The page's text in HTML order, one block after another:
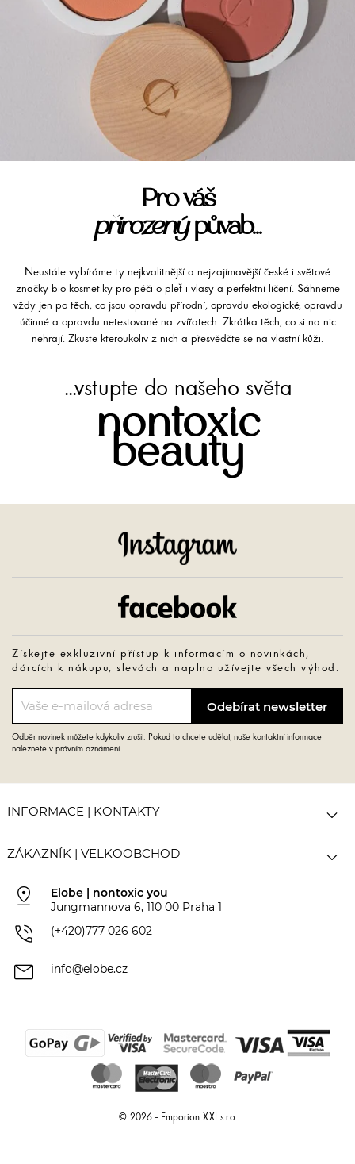
Pro váš
přirozenýpůvab...
Neustále vybíráme ty nejkvalitnější a nejzajímavější české i světové
značky bio kosmetiky pro péči o pleť i vlasy a perfektní líčení. Sáhneme
vždy jen po těch, co jsou opravdu přírodní, opravdu ekologické, opravdu
účinné a opravdu netestované na zvířatech. Zkrátka těch, co si na nic
nehrají. Zkuste kteroukoliv z nich a přesvědčte se na vlastní kůži.
...vstupte do našeho světa
nontoxic
beauty
Získejte exkluzivní přístup k informacím o novinkách,
dárcích k nákupu, slevách a naplno užívejte všech výhod.
Odběr novinek můžete kdykoliv zrušit. Pokud to chcete udělat, naše kontaktní informace
naleznete v právním oznámení.
INFORMACE | KONTAKTY 
ZÁKAZNÍK | VELKOOBCHOD 
pin_drop
Elobe | nontoxic you
Jungmannova 6, 110 00 Praha 1
phone_in_talk (+420)777 026 602
mail info@elobe.cz
© 2026 - Emporion XXI s.r.o.